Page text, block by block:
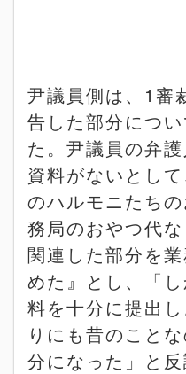
尹議員側は、 1 審
告した部分につ
た。尹議員の弁
資料がないとし
のハルモニたち
務局のおやつ代
関連した部分を
めた』とし、「
料を十分に提出
りにも昔のこと
分になった」と反